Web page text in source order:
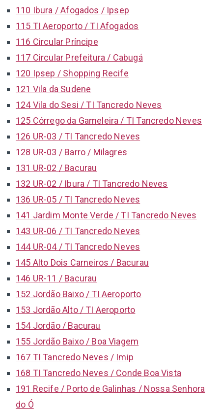
110 Ibura / Afogados / Ipsep
115 TI Aeroporto / TI Afogados
116 Circular Príncipe
117 Circular Prefeitura / Cabugá
120 Ipsep / Shopping Recife
121 Vila da Sudene
124 Vila do Sesi / TI Tancredo Neves
125 Córrego da Gameleira / TI Tancredo Neves
126 UR-03 / TI Tancredo Neves
128 UR-03 / Barro / Milagres
131 UR-02 / Bacurau
132 UR-02 / Ibura / TI Tancredo Neves
136 UR-05 / TI Tancredo Neves
141 Jardim Monte Verde / TI Tancredo Neves
143 UR-06 / TI Tancredo Neves
144 UR-04 / TI Tancredo Neves
145 Alto Dois Carneiros / Bacurau
146 UR-11 / Bacurau
152 Jordão Baixo / TI Aeroporto
153 Jordão Alto / TI Aeroporto
154 Jordão / Bacurau
155 Jordão Baixo / Boa Viagem
167 TI Tancredo Neves / Imip
168 TI Tancredo Neves / Conde Boa Vista
191 Recife / Porto de Galinhas / Nossa Senhora
do Ó